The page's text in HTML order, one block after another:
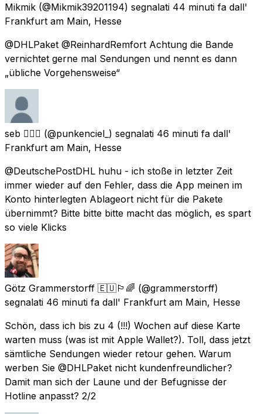
Mikmik (@Mikmik39201194) segnalati 44 minuti fa dall'
Frankfurt am Main, Hesse
@DHLPaket @ReinhardRemfort Achtung die Bande
vernichtet gerne mal Sendungen und nennt es dann
„übliche Vorgehensweise“
seb 🙋🏼‍♂️ (@punkenciel_) segnalati 46 minuti fa dall'
Frankfurt am Main, Hesse
@DeutschePostDHL huhu - ich stoße in letzter Zeit
immer wieder auf den Fehler, dass die App meinen im
Konto hinterlegten Ablageort nicht für die Pakete
übernimmt? Bitte bitte bitte macht das möglich, es spart
so viele Klicks
Götz Grammerstorff 🇪🇺🏳️‍🌈 (@grammerstorff)
segnalati 46 minuti fa dall' Frankfurt am Main, Hesse
Schön, dass ich bis zu 4 (!!!) Wochen auf diese Karte
warten muss (was ist mit Apple Wallet?). Toll, dass jetzt
sämtliche Sendungen wieder retour gehen. Warum
werben Sie @DHLPaket nicht kundenfreundlicher?
Damit man sich der Laune und der Befugnisse der
Hotline anpasst? 2/2